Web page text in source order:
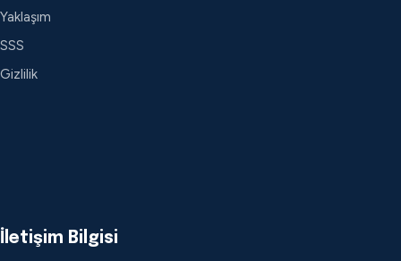
Yaklaşım
SSS
Gizlilik
İletişim Bilgisi